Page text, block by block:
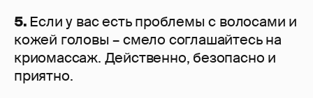
5. Если у вас есть проблемы с волосами и
кожей головы – смело соглашайтесь на
криомассаж. Действенно, безопасно и
приятно.